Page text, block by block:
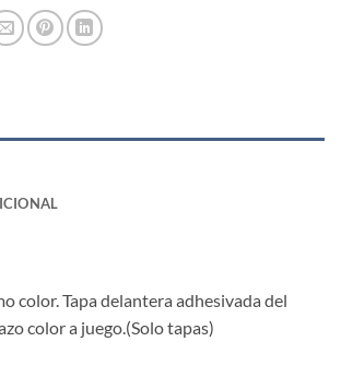
color. Tapa delantera adhesivada del
color a juego.(Solo tapas)